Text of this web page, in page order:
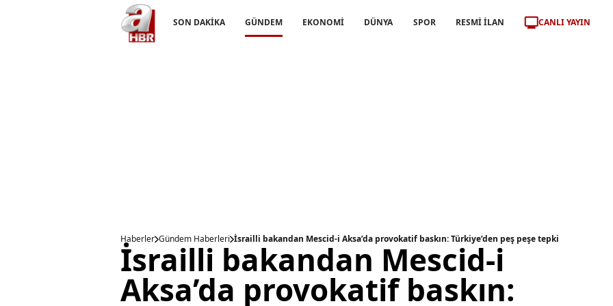
SON DAKİKA GÜNDEM EKONOMİ DÜNYA SPOR RESMİ İLAN CANLI YAYIN
Haberler Gündem Haberleri İsrailli bakandan Mescid-i Aksa’da provokatif baskın: Türkiye’den peş peşe tepki
İsrailli bakandan Mescid-i
Aksa’da provokatif baskın: